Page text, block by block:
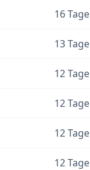
16 Tage
13 Tage
12 Tage
12 Tage
12 Tage
12 Tage